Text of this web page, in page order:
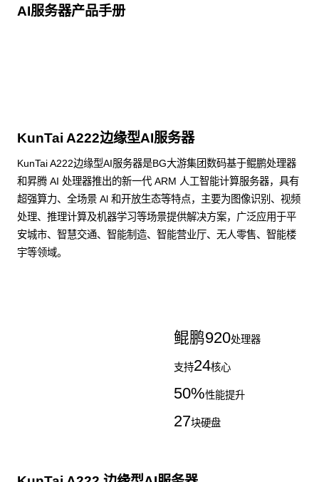
AI服务器产品手册
KunTai A222边缘型AI服务器
KunTai A222边缘型AI服务器是BG大游集团数码基于鲲鹏处理器
和昇腾 AI 处理器推出的新一代 ARM 人工智能计算服务器，具有
超强算力、全场景 Al 和开放生态等特点，主要为图像识别、视频
处理、推理计算及机器学习等场景提供解决方案，广泛应用于平
安城市、智慧交通、智能制造、智能营业厅、无人零售、智能楼
宇等领域。
鲲鹏920处理器
支持24核心
50%性能提升
27块硬盘